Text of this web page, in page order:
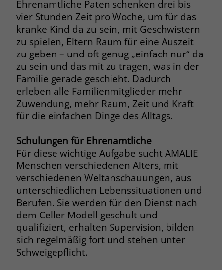
Ehrenamtliche Paten schenken drei bis
vier Stunden Zeit pro Woche, um für das
kranke Kind da zu sein, mit Geschwistern
zu spielen, Eltern Raum für eine Auszeit
zu geben – und oft genug „einfach nur“ da
zu sein und das mit zu tragen, was in der
Familie gerade geschieht. Dadurch
erleben alle Familienmitglieder mehr
Zuwendung, mehr Raum, Zeit und Kraft
für die einfachen Dinge des Alltags.
Schulungen für Ehrenamtliche
Für diese wichtige Aufgabe sucht AMALIE
Menschen verschiedenen Alters, mit
verschiedenen Weltanschauungen, aus
unterschiedlichen Lebenssituationen und
Berufen. Sie werden für den Dienst nach
dem Celler Modell geschult und
qualifiziert, erhalten Supervision, bilden
sich regelmäßig fort und stehen unter
Schweigepflicht.
Name __cf_bm
Anbieter .fonts.net
Laufzeit 30 Minuten
Zweck
This cookie, set by Cloudflare, is used to
support Cloudflare Bot Management.
Anbieter jobs.stiftung-liebenau.de
Laufzeit Session
Zweck
Behält die Zustände des Benutzers bei
allen Seitenanfragen bei.
Name _gcl_au
Anbieter Google Ads
Laufzeit 90 Tage
Zweck Enthält eine zufallsgenerierte User-ID.
Name _gcl_aw
Anbieter Google Ads
Laufzeit 90 Tage
Zweck
Dieses Cookie wird gesetzt, wenn ein
User über einen Klick auf eine Google
Werbeanzeige auf die Website gelangt.
Es enthält Informationen darüber,
welche Werbeanzeige geklickt wurde,
sodass erzielte Erfolge wie z.B.
Bestellungen oder Kontaktanfragen der